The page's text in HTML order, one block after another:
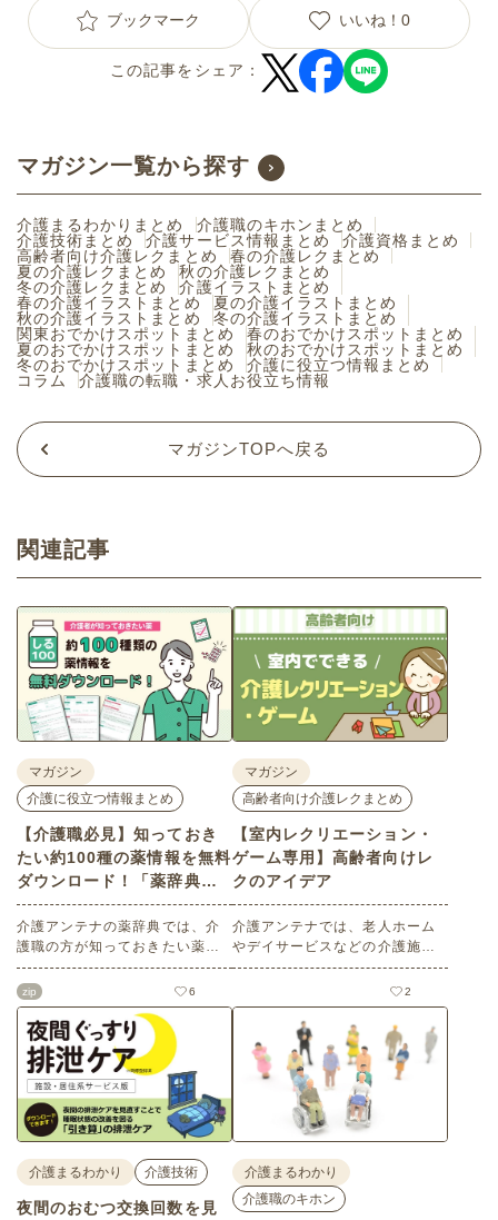
ブックマーク いいね！ 0
この記事をシェア：
マガジン一覧から探す
介護まるわかりまとめ
介護職のキホンまとめ
介護技術まとめ
介護サービス情報まとめ
介護資格まとめ
高齢者向け介護レクまとめ
春の介護レクまとめ
夏の介護レクまとめ
秋の介護レクまとめ
冬の介護レクまとめ
介護イラストまとめ
春の介護イラストまとめ
夏の介護イラストまとめ
秋の介護イラストまとめ
冬の介護イラストまとめ
関東おでかけスポットまとめ
春のおでかけスポットまとめ
夏のおでかけスポットまとめ
秋のおでかけスポットまとめ
冬のおでかけスポットまとめ
介護に役立つ情報まとめ
コラム
介護職の転職・求人お役立ち情報
マガジンTOPへ戻る
関連記事
マガジン
介護に役立つ情報まとめ
【介護職必見】知っておき
たい約100種の薬情報を無料
ダウンロード！「薬辞典」
で薬の基礎知識を学ぼう
介護アンテナの薬辞典では、介
護職の方が知っておきたい薬の
知識（効能効果、副作用、併用
注意点など）を詳しく解説。約1
00種類の情報を無料でダウンロ
ードできます。さらにこの記事
ではよくみられている薬5選を一
括ダウンロードできます。正し
い知識を身につけケアスキルを
高めましょう。
zip 6
マガジン
高齢者向け介護レクまとめ
【室内レクリエーション・
ゲーム専用】高齢者向けレ
クのアイデア
介護アンテナでは、老人ホーム
やデイサービスなどの介護施設
でご利用いただける、高齢者向
けレク素材を多数掲載していま
す。今回はそのなかから、室内
でできるゲーム・レクリエーシ
ョン素材をピックアップ。雨の
日や、気温が高い日、あるいは
低くて外出できないときに、ぜ
ひ挑戦してみてください！
2
介護まるわかり 介護技術
夜間のおむつ交換回数を見
介護まるわかり
介護職のキホン